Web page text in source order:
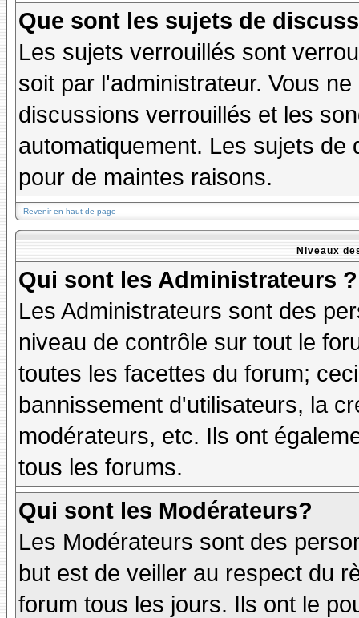
Que sont les sujets de
Les sujets verrouillés sont
soit par l'administrateur. Vous
discussions verrouillés et les
automatiquement. Les sujets
pour de maintes raisons.
Revenir en haut de page
Niveaux
Qui sont les Administrateurs ?
Les Administrateurs sont des
niveau de contrôle sur tout le
toutes les facettes du forum;
bannissement d'utilisateurs, la
modérateurs, etc. Ils ont
tous les forums.
Qui sont les Modérateurs?
Les Modérateurs sont des
but est de veiller au respect du
forum tous les jours. Ils ont le